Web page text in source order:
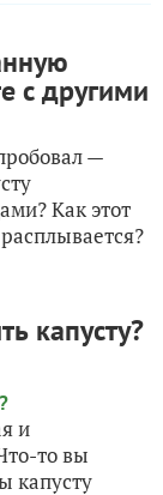
с другими
—
Как этот
капусту?
и
то вы
капусту